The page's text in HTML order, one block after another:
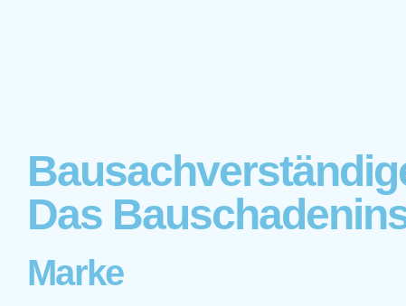
Das
Marke